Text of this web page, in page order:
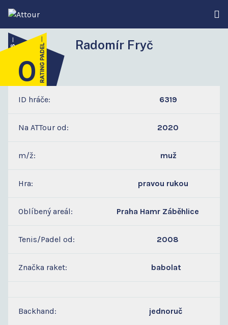
Radomír Fryč
3
0
ID hráče: 6319
Na ATTour od: 2020
m/ž: muž
Hra: pravou rukou
Oblíbený areál: Praha Hamr Záběhlice
Tenis/Padel od: 2008
Značka raket: babolat
Backhand: jednoruč